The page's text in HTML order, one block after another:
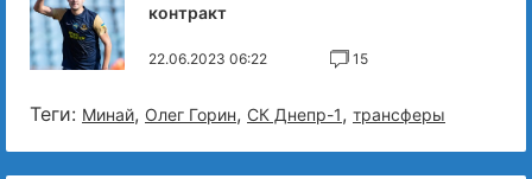
контракт
22.06.2023 06:22 15
Теги: Минай, Олег Горин, СК Днепр-1, трансферы